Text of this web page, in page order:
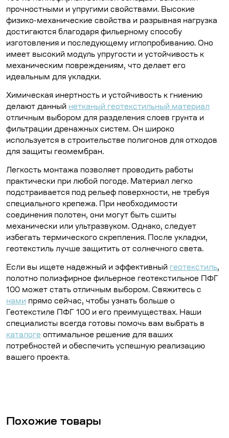
прочностными и упругими свойствами. Высокие
физико-механические свойства и разрывная нагрузка
достигаются благодаря фильерному способу
изготовления и последующему иглопробиванию. Оно
имеет высокий модуль упругости и устойчивость к
механическим повреждениям, что делает его
идеальным для укладки.
Химическая инертность и устойчивость к гниению
делают данный нетканый геотекстильный материал
отличным выбором для разделения слоев грунта и
фильтрации дренажных систем. Он широко
используется в строительстве полигонов для отходов
для защиты геомембран.
Легкость монтажа позволяет проводить работы
практически при любой погоде. Материал легко
подстраивается под рельеф поверхности, не требуя
специального крепежа. При необходимости
соединения полотен, они могут быть сшиты
механически или ультразвуком. Однако, следует
избегать термического скрепления. После укладки,
геотекстиль лучше защитить от солнечного света.
Если вы ищете надежный и эффективный геотекстиль,
полотно полиэфирное фильерное геотекстильное ПФГ
100 может стать отличным выбором. Свяжитесь с
нами прямо сейчас, чтобы узнать больше о
Геотекстиле ПФГ 100 и его преимуществах. Наши
специалисты всегда готовы помочь вам выбрать в
каталоге оптимальное решение для ваших
потребностей и обеспечить успешную реализацию
вашего проекта.
Похожие товары